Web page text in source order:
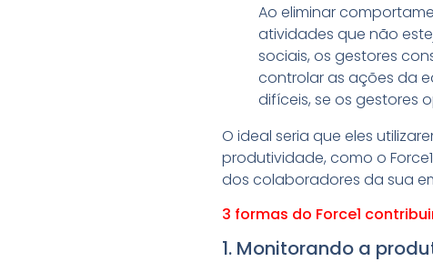
Ao eliminar
atividades que não
sociais, os gestores
controlar as ações da
difíceis, se os gestores
O ideal seria que eles
produtividade, como o
dos colaboradores da sua
3 formas do Force1
1. Monitorando a